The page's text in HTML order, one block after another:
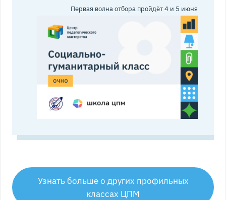
Первая волна отбора пройдёт 4 и 5 июня
Узнать больше о других профильных
классах ЦПМ